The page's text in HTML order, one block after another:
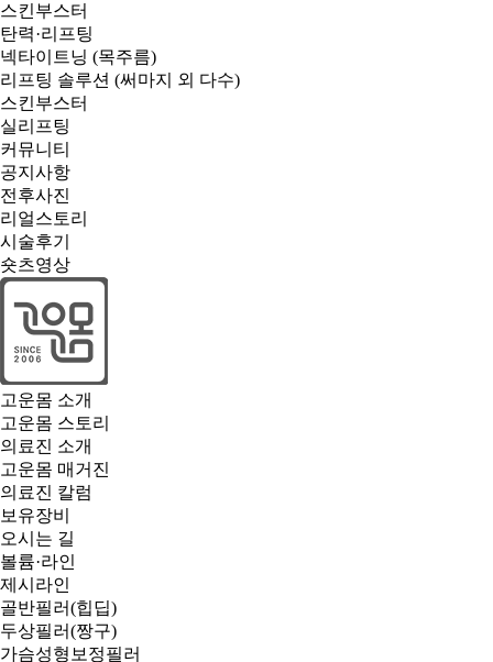
스킨부스터
탄력·리프팅
넥타이트닝 (목주름)
리프팅 솔루션 (써마지 외 다수)
스킨부스터
실리프팅
커뮤니티
공지사항
전후사진
리얼스토리
시술후기
숏츠영상
고운몸 소개
고운몸 스토리
의료진 소개
고운몸 매거진
의료진 칼럼
보유장비
오시는 길
볼륨·라인
제시라인
골반필러(힙딥)
두상필러(짱구)
가슴성형보정필러